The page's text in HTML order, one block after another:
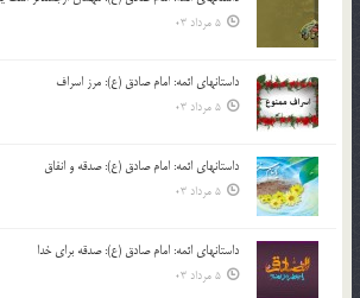
5 مرداد 03
داستانهای ائمه: امام صادق (ع): مرز اسراف
5 مرداد 03
داستانهای ائمه: امام صادق (ع): صدقه و انفاق
5 مرداد 03
داستانهای ائمه: امام صادق (ع): صدقه برای خدا
5 مرداد 03